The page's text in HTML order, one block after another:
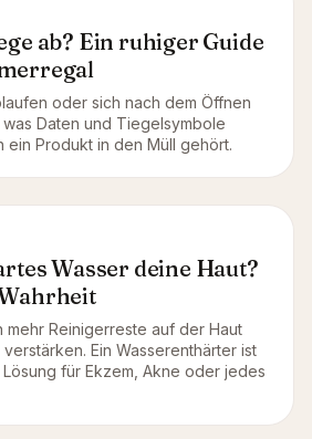
ab? Ein ruhiger Guide
oder sich nach dem Öffnen
Daten und Tiegelsymbole
ein Produkt in den Müll gehört.
Wasser deine Haut?
mehr Reinigerreste auf der Haut
Ein Wasserenthärter ist
für Ekzem, Akne oder jedes